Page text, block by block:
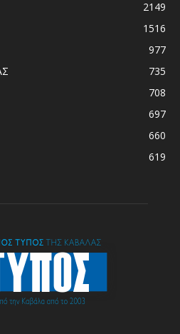
2149
1516
977
735
708
697
660
619